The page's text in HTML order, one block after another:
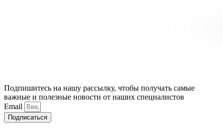
Подпишитесь на нашу рассылку, чтобы получать самые
важные и полезные новости от наших специалистов
Email
Подписаться